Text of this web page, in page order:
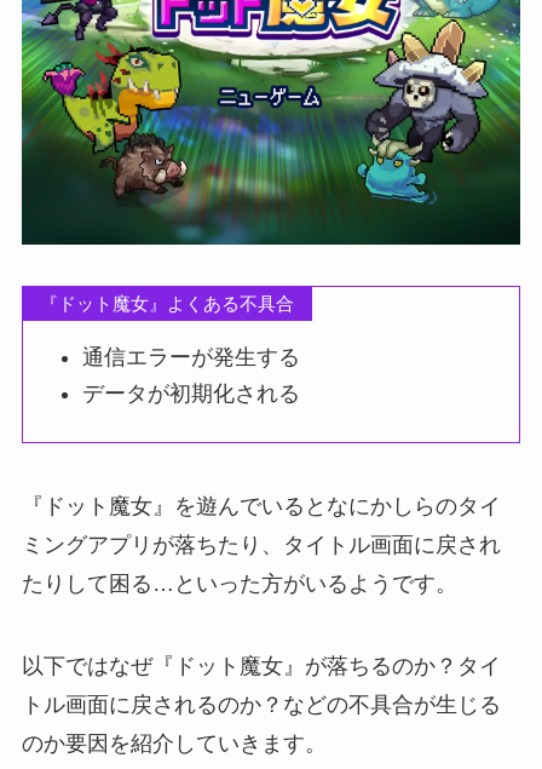
『ドット魔女』よくある不具合
通信エラーが発生する
データが初期化される
『ドット魔女』を遊んでいるとなにかしらのタイ
ミングアプリが落ちたり、タイトル画面に戻され
たりして困る…といった方がいるようです。
以下ではなぜ『ドット魔女』が落ちるのか？タイ
トル画面に戻されるのか？などの不具合が生じる
のか要因を紹介していきます。